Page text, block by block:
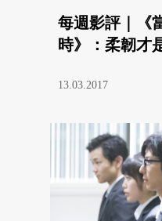
每週影評｜《
時》：柔韌才
13.03.2017